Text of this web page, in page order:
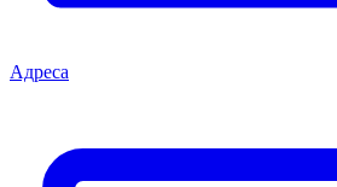
Адреса